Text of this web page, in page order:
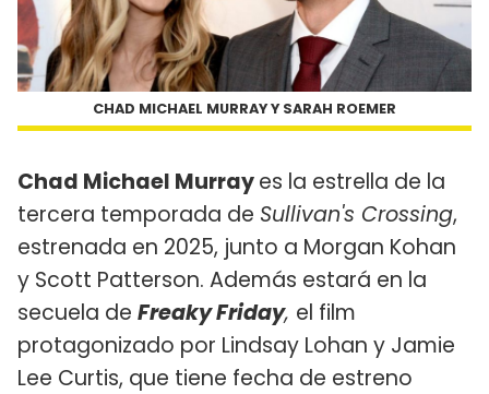
CHAD MICHAEL MURRAY Y SARAH ROEMER
Chad Michael Murrayes la estrella de la
tercera temporada de Sullivan's Crossing,
estrenada en 2025, junto a Morgan Kohan
y Scott Patterson. Además estará en la
secuela de Freaky Friday, el film
protagonizado por Lindsay Lohan y Jamie
Lee Curtis, que tiene fecha de estreno